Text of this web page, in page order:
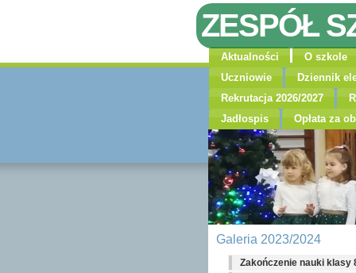
ZESPÓŁ
Aktualności
O szkole
Uczniowie
Dziennik
Rekrutacja 2026/2027
Jadłospis
Opłata za
Galeria 2023/2024
Zakończenie nauki klasy